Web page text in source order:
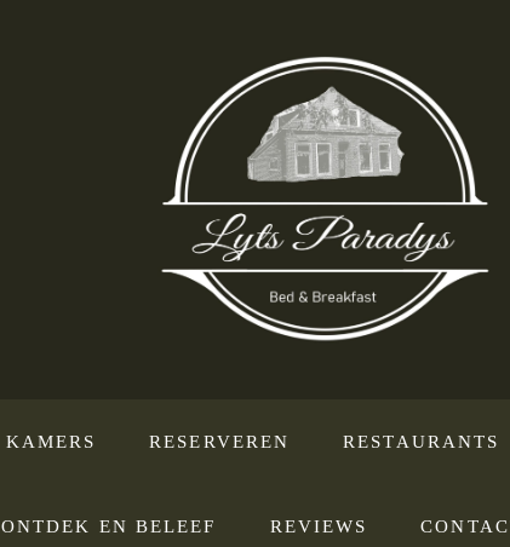
KAMERS RESERVEREN RESTAURANTS
ONTDEK EN BELEEF REVIEWS